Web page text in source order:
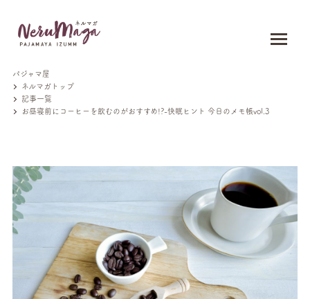
パジャマ屋
ネルマガトップ
記事一覧
お昼寝前にコーヒーを飲むのがおすすめ!?-快眠ヒント 今日のメモ帳vol.3